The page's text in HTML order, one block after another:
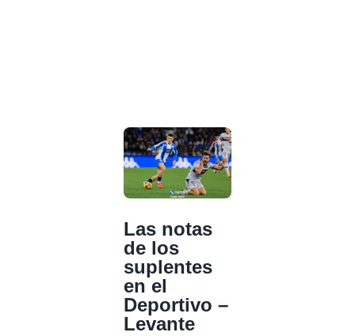
Las notas
de los
suplentes
en el
Deportivo –
Levante